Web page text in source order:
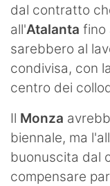
dal contratto
all'Atalanta fino
sarebbero al
condivisa, con
centro dei
Il Monza
biennale, ma
buonuscita dal
compensare